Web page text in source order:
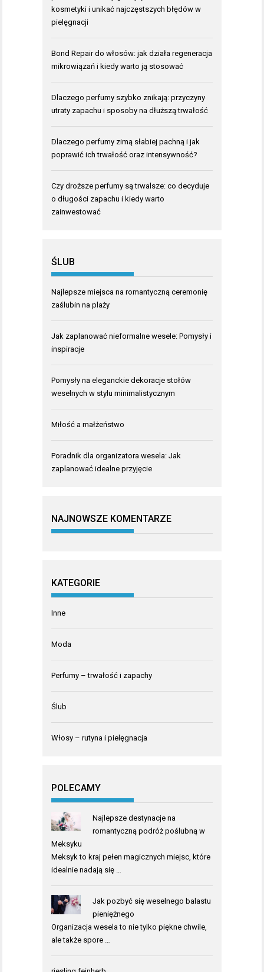
kosmetyki i unikać najczęstszych błędów w
pielęgnacji
Bond Repair do włosów: jak działa regeneracja
mikrowiązań i kiedy warto ją stosować
Dlaczego perfumy szybko znikają: przyczyny
utraty zapachu i sposoby na dłuższą trwałość
Dlaczego perfumy zimą słabiej pachną i jak
poprawić ich trwałość oraz intensywność?
Czy droższe perfumy są trwalsze: co decyduje
o długości zapachu i kiedy warto
zainwestować
ŚLUB
Najlepsze miejsca na romantyczną ceremonię
zaślubin na plaży
Jak zaplanować nieformalne wesele: Pomysły i
inspiracje
Pomysły na eleganckie dekoracje stołów
weselnych w stylu minimalistycznym
Miłość a małżeństwo
Poradnik dla organizatora wesela: Jak
zaplanować idealne przyjęcie
NAJNOWSZE KOMENTARZE
KATEGORIE
Inne
Moda
Perfumy – trwałość i zapachy
Ślub
Włosy – rutyna i pielęgnacja
POLECAMY
Najlepsze destynacje na
romantyczną podróż poślubną w
Meksyku
Meksyk to kraj pełen magicznych miejsc, które
idealnie nadają się …
Jak pozbyć się weselnego balastu
pieniężnego
Organizacja wesela to nie tylko piękne chwile,
ale także spore …